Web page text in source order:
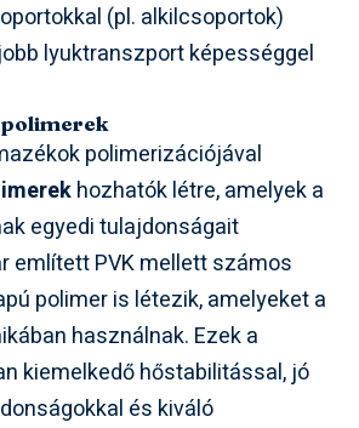
(pl. alkilcsoportok)
lyuktranszport képességgel
polimerizációjával
hozhatók létre, amelyek a
egyedi tulajdonságait
említett PVK mellett számos
polimer is létezik, amelyeket a
használnak. Ezek a
kiemelkedő hőstabilitással, jó
és kiváló